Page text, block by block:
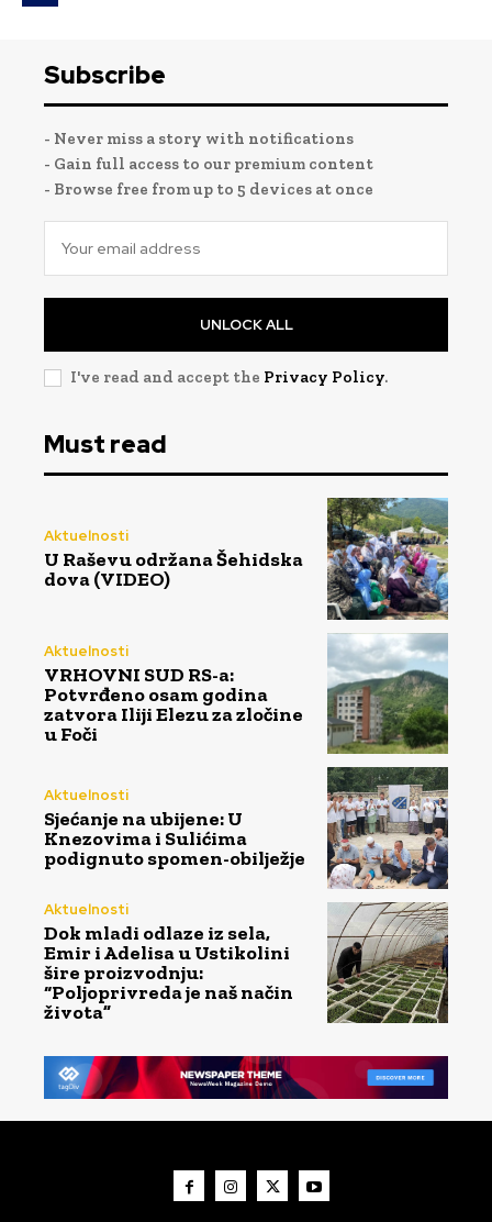
Subscribe
- Never miss a story with notifications
- Gain full access to our premium content
- Browse free from up to 5 devices at once
UNLOCK ALL
I've read and accept the Privacy Policy.
Must read
Aktuelnosti
U Raševu održana Šehidska
dova (VIDEO)
Aktuelnosti
VRHOVNI SUD RS-a:
Potvrđeno osam godina
zatvora Iliji Elezu za zločine
u Foči
Aktuelnosti
Sjećanje na ubijene: U
Knezovima i Sulićima
podignuto spomen-obilježje
Aktuelnosti
Dok mladi odlaze iz sela,
Emir i Adelisa u Ustikolini
šire proizvodnju:
“Poljoprivreda je naš način
života”